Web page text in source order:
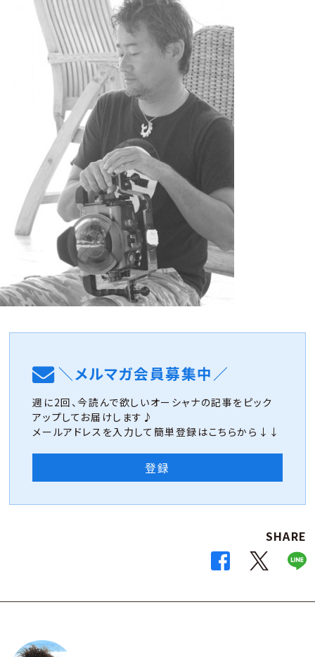
＼メルマガ会員募集中／
週に2回、今読んで欲しいオーシャナの記事をピック
アップしてお届けします♪
メールアドレスを入力して簡単登録はこちらから↓↓
登録
SHARE